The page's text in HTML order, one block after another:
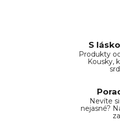
p
r
v
k
v
ý
p
S
Produkty
Kousky,
Nevíte
nejasné?